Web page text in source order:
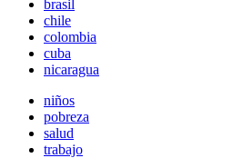
brasil
chile
colombia
cuba
nicaragua
niños
pobreza
salud
trabajo